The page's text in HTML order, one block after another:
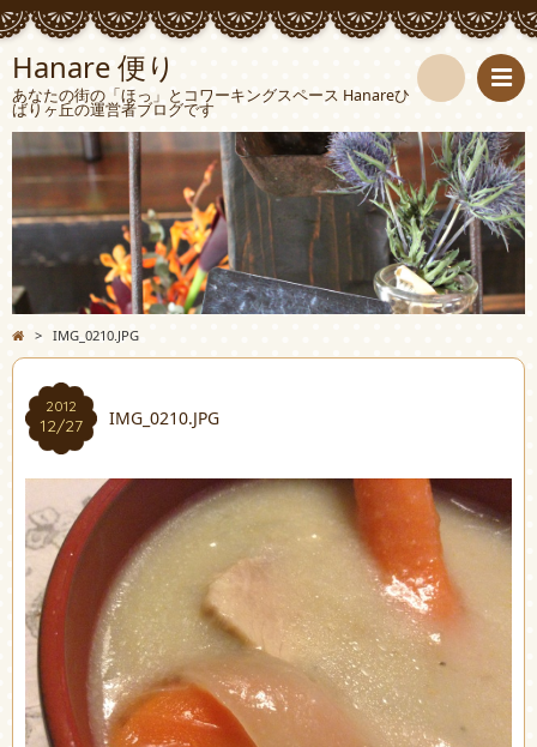
Hanare 便り
あなたの街の「ほっ」とコワーキングスペース Hanareひ
ばりヶ丘の運営者ブログです
検
索
> IMG_0210.JPG
2012
12/27 IMG_0210.JPG